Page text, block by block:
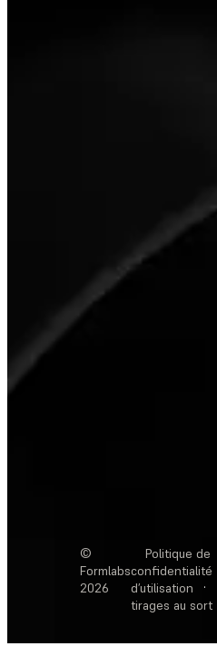
©
Formlabs
2026
Politique de
confidentialité
d’utilisation
·
tirages au sort